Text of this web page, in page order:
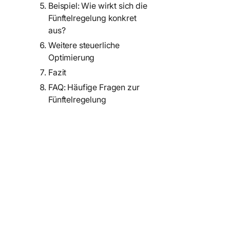
Beispiel: Wie wirkt sich die
Fünftelregelung konkret
aus?
Weitere steuerliche
Optimierung
Fazit
FAQ: Häufige Fragen zur
Fünftelregelung